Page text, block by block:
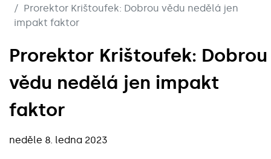
Prorektor Krištoufek: Dobrou vědu nedělá jen
impakt faktor
Prorektor Krištoufek: Dobrou
vědu nedělá jen impakt
faktor
neděle 8. ledna 2023